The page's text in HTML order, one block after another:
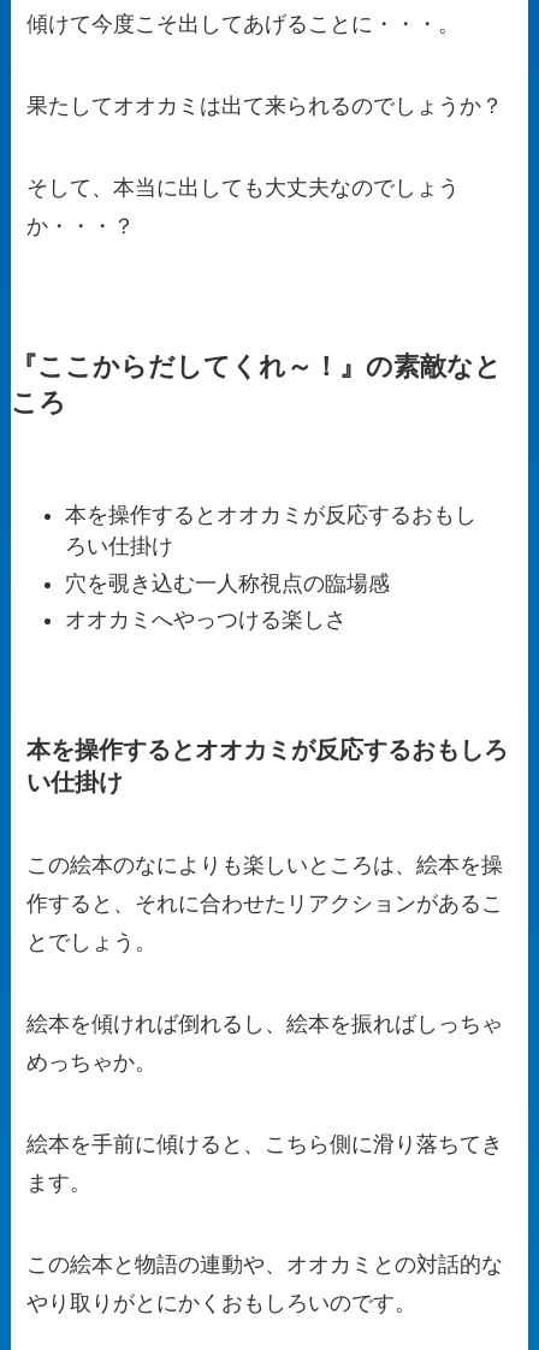
傾けて今度こそ出してあげることに・・・。
果たしてオオカミは出て来られるのでしょうか？
そして、本当に出しても大丈夫なのでしょう
か・・・？
『ここからだしてくれ～！』の素敵なと
ころ
本を操作するとオオカミが反応するおもし
ろい仕掛け
穴を覗き込む一人称視点の臨場感
オオカミへやっつける楽しさ
本を操作するとオオカミが反応するおもしろ
い仕掛け
この絵本のなによりも楽しいところは、絵本を操
作すると、それに合わせたリアクションがあるこ
とでしょう。
絵本を傾ければ倒れるし、絵本を振ればしっちゃ
めっちゃか。
絵本を手前に傾けると、こちら側に滑り落ちてき
ます。
この絵本と物語の連動や、オオカミとの対話的な
やり取りがとにかくおもしろいのです。